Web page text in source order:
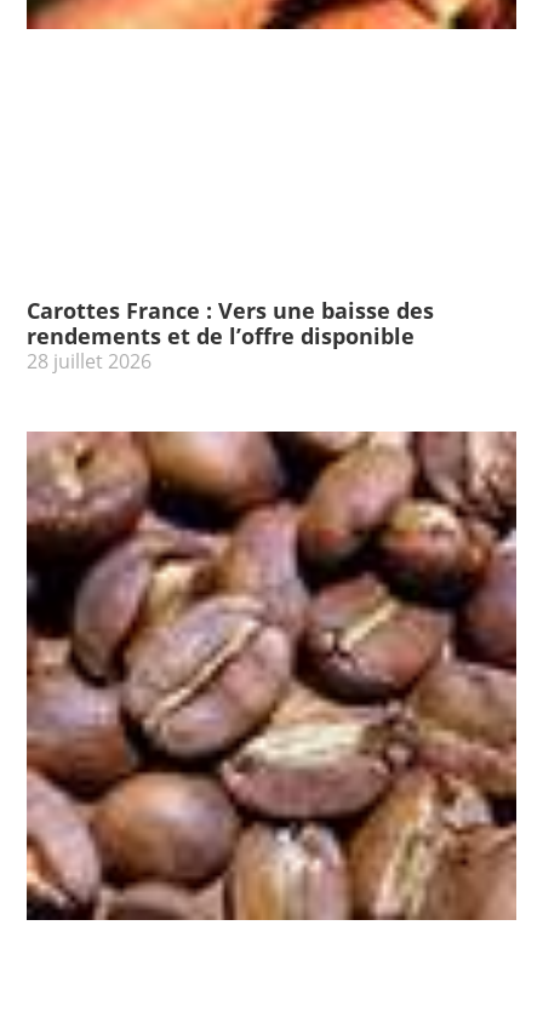
Carottes France : Vers une baisse des
rendements et de l’offre disponible
28 juillet 2026